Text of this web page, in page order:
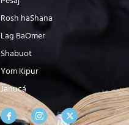
Rosh haShana
Lag BaOmer
Shabuot
Yom Kipur
Janucá